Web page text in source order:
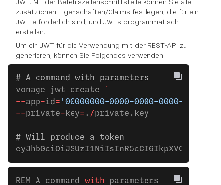
JWT. Mit der Befehlszeilenschnittstelle können Sie alle
zusätzlichen Eigenschaften/Claims festlegen, die für ein
JWT erforderlich sind, und JWTs programmatisch
erstellen.
Um ein JWT für die Verwendung mit der REST-API zu
generieren, können Sie Folgendes verwenden:
# A command with parameters
vonage jwt create
`
--app-id = '00000000-0000-0000-0000-
--private- key= . /private.key
# Will produce a token
REM A command with parameters